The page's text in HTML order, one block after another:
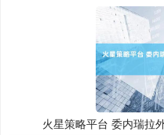
火星策略平台 委内瑞拉